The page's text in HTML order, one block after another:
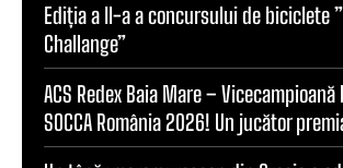
Ediția a II-a a concursului de biciclete
Challange”
ACS Redex Baia Mare – Vicecampioană
SOCCA România 2026! Un jucător